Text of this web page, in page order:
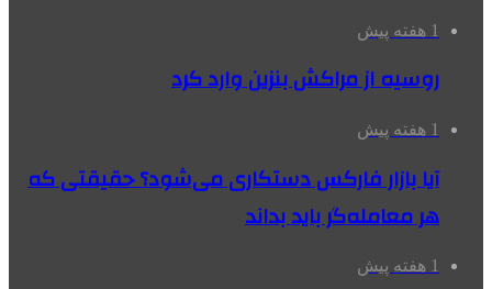
1 هفته پیش
روسیه از مراکش بنزین وارد کرد
1 هفته پیش
آیا بازار فارکس دستکاری می‌شود؟ حقیقتی که
هر معامله‌گر باید بداند
1 هفته پیش